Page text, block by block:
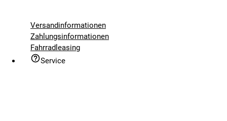
Versandinformationen
Zahlungsinformationen
Fahrradleasing
Service